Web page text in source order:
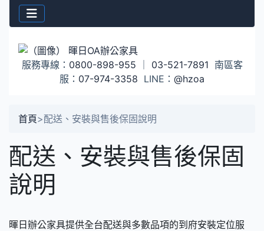
服務專線： 0800-898-955 03-521-7891 南區客
服： 07-974-3358 LINE： @hzoa
首頁>配送、安裝與售後保固說明
配送、安裝與售後保固
說明
暉日辦公家具提供全台配送與多數品項的到府安裝定位服